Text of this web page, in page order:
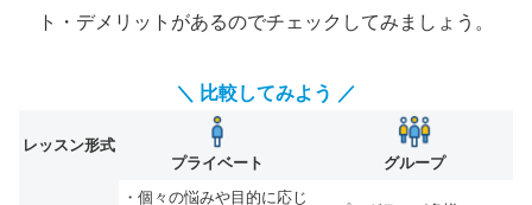
ト・デメリットがあるのでチェックしてみましょう。
＼ 比較してみよう ／
レッスン形式
プライベート
グループ
・個々の悩みや目的に応じ